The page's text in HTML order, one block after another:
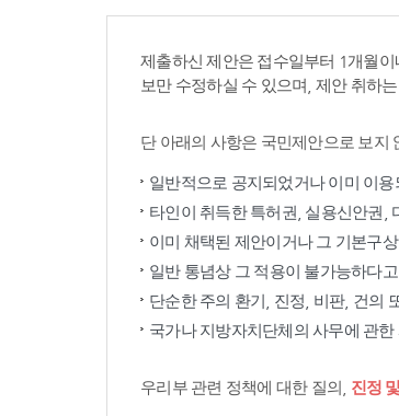
제출하신 제안은 접수일부터 1개월
보만 수정하실 수 있으며, 제안 취하
단 아래의 사항은 국민제안으로 보지
일반적으로 공지되었거나 이미 이용
타인이 취득한 특허권, 실용신안권,
이미 채택된 제안이거나 그 기본구
일반 통념상 그 적용이 불가능하다
단순한 주의 환기, 진정, 비판, 건의
국가나 지방자치단체의 사무에 관한
우리부 관련 정책에 대한 질의, 진정